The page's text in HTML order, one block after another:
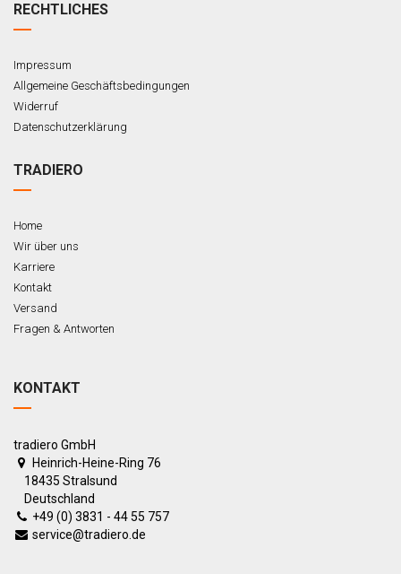
RECHTLICHES
Impressum
Allgemeine Geschäftsbedingungen
Widerruf
Datenschutzerklärung
TRADIERO
Home
Wir über uns
Karriere
Kontakt
Versand
Fragen & Antworten
KONTAKT
tradiero GmbH
Heinrich-Heine-Ring 76
18435 Stralsund
Deutschland
+49 (0) 3831 - 44 55 757
service@tradiero.de